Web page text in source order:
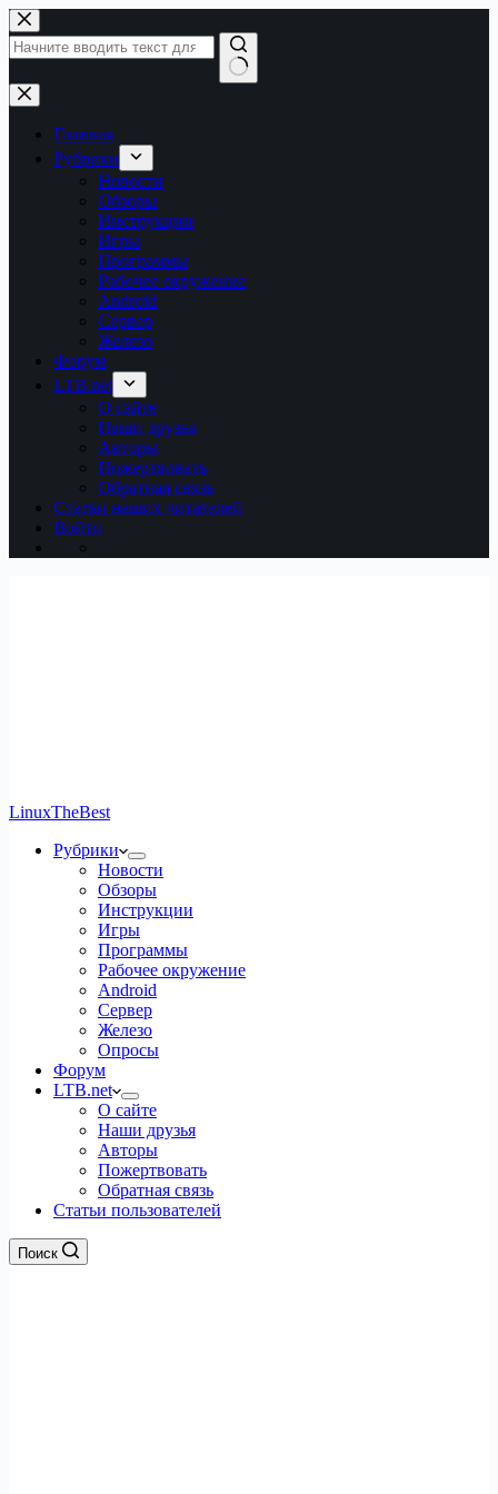
Перейти
к
сути
Ничего
не
найденоГлавная
Рубрики
Новости
Обзоры
Инструкции
Игры
Программы
Рабочее окружение
Android
Сервер
Железо
Форум
LTB.net
О сайте
Наши друзья
Авторы
Пожертвовать
Обратная связь
Статьи наших читателей
Войти
LinuxTheBest
Рубрики
Новости
Обзоры
Инструкции
Игры
Программы
Рабочее окружение
Android
Сервер
Железо
Опросы
Форум
LTB.net
О сайте
Наши друзья
Авторы
Пожертвовать
Обратная связь
Статьи пользователей
Поиск